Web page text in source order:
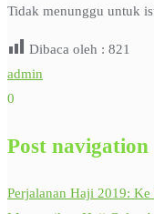
Tidak menunggu untuk
Dibaca oleh : 821
admin
0
Post navigation
Perjalanan Haji 2019: